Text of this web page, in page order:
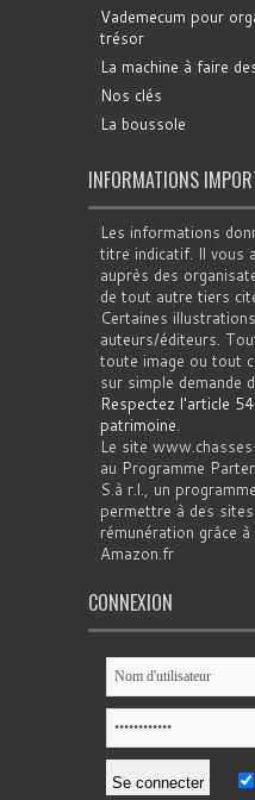
Vademecum pour
trésor
La machine à faire
Nos clés
La boussole
INFORMATIONS
Les informations
titre indicatif. Il vous
auprès des
de tout autre tiers
Certaines
auteurs/éditeurs.
toute image ou tout
sur simple demande
Respectez l'article
patrimoine
Le site
au Programme
S.à r.l., un
permettre à des
rémunération grâce
Amazon.fr
CONNEXION